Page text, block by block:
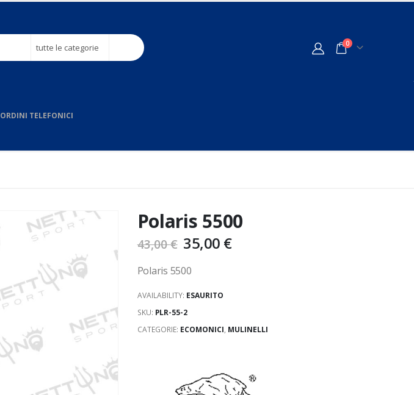
tutte le categorie 0
ORDINI TELEFONICI
Polaris 5500
43,00€ 35,00 €
Polaris 5500
AVAILABILITY: ESAURITO
SKU: PLR-55-2
CATEGORIE: ECOMONICI, MULINELLI